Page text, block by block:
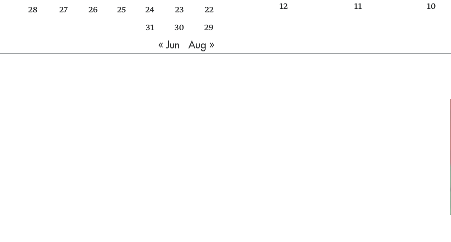
10
11
12
22
23
24
25
26
27
28
29
30
31
« Jun
Aug »